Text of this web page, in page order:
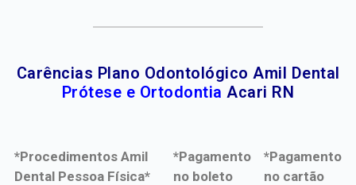
Carências Plano Odontológico Amil Dental
Prótese e Ortodontia Acari RN
*Procedimentos Amil
Dental Pessoa Física*
*Pagamento
no boleto
*Pagamento
no cartão